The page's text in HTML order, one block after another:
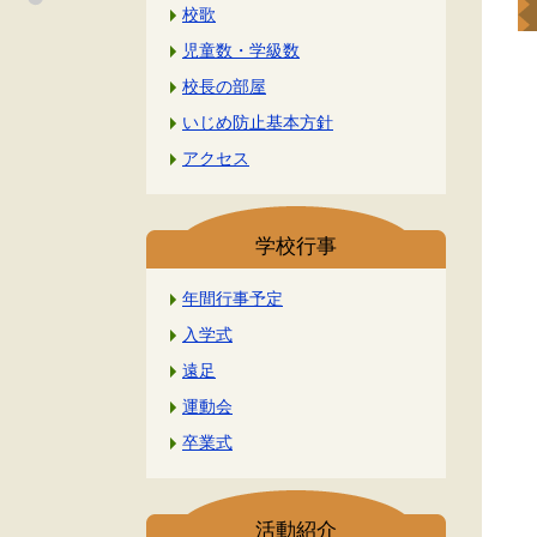
校歌
児童数・学級数
校長の部屋
いじめ防止基本方針
アクセス
学校行事
年間行事予定
入学式
遠足
運動会
卒業式
活動紹介